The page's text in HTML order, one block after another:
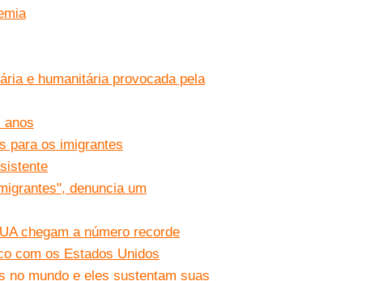
e humanitária provocada pela
anos
para os imigrantes
denuncia um
chegam a número recorde
com os Estados Unidos
no mundo e eles sustentam suas